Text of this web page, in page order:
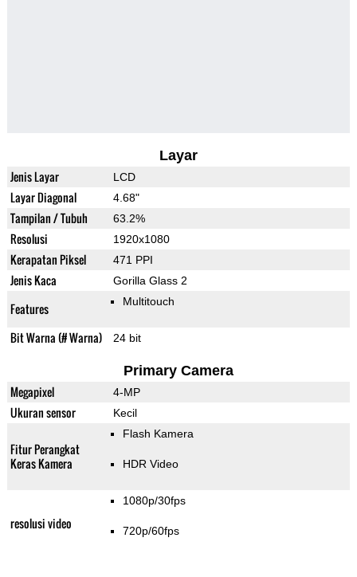
Layar
Jenis Layar LCD
Layar Diagonal 4.68"
Tampilan / Tubuh 63.2%
Resolusi 1920x1080
Kerapatan Piksel 471 PPI
Jenis Kaca Gorilla Glass 2
Features Multitouch
Bit Warna (# Warna) 24 bit
Primary Camera
Megapixel 4-MP
Ukuran sensor Kecil
Fitur Perangkat
Keras Kamera
Flash Kamera
HDR Video
resolusi video
1080p/30fps
720p/60fps